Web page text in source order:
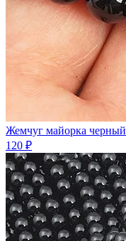
Жемчуг майорка черный
120 ₽